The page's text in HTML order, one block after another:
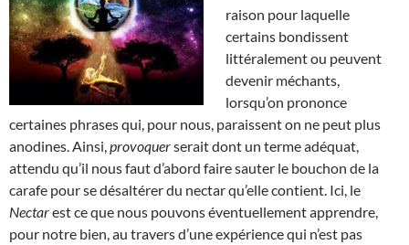
raison pour laquelle
certains bondissent
littéralement ou peuvent
devenir méchants,
lorsqu’on prononce
certaines phrases qui, pour nous, paraissent on ne peut plus
anodines. Ainsi, provoquerserait dont un terme adéquat,
attendu qu’il nous faut d’abord faire sauter le bouchon de la
carafe pour se désaltérer du nectar qu’elle contient. Ici, le
Nectarest ce que nous pouvons éventuellement apprendre,
pour notre bien, au travers d’une expérience qui n’est pas